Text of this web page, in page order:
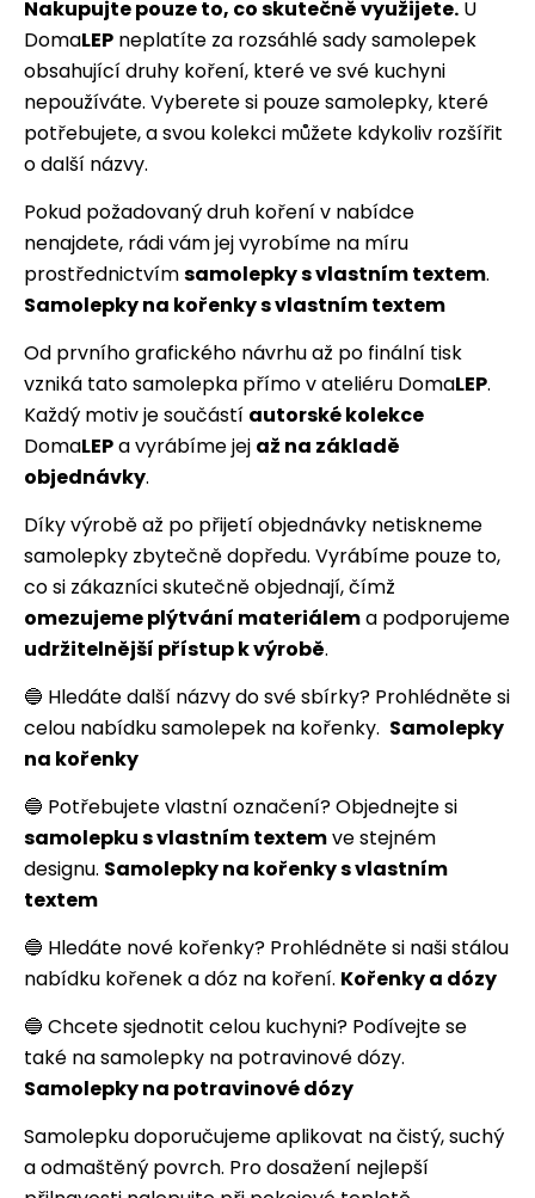
Nakupujte pouze to, co skutečně využijete. U
DomaLEP neplatíte za rozsáhlé sady samolepek
obsahující druhy koření, které ve své kuchyni
nepoužíváte. Vyberete si pouze samolepky, které
potřebujete, a svou kolekci můžete kdykoliv rozšířit
o další názvy.
Pokud požadovaný druh koření v nabídce
nenajdete, rádi vám jej vyrobíme na míru
prostřednictvímsamolepky s vlastním textem.
Samolepky na kořenky s vlastním textem
Od prvního grafického návrhu až po finální tisk
vzniká tato samolepka přímo v ateliéru DomaLEP.
Každý motiv je součástí autorské kolekce
DomaLEPa vyrábíme jej až na základě
objednávky.
Díky výrobě až po přijetí objednávky netiskneme
samolepky zbytečně dopředu. Vyrábíme pouze to,
co si zákazníci skutečně objednají, čímž
omezujeme plýtvání materiálema podporujeme
udržitelnější přístup k výrobě.
🔵 Hledáte další názvy do své sbírky? Prohlédněte si
celou nabídku samolepek na kořenky. Samolepky
na kořenky
🔵 Potřebujete vlastní označení? Objednejte si
samolepku s vlastním textemve stejném
designu. Samolepky na kořenky s vlastním
textem
🔵 Hledáte nové kořenky? Prohlédněte si naši stálou
nabídku kořenek a dóz na koření. Kořenky a dózy
🔵 Chcete sjednotit celou kuchyni? Podívejte se
také na samolepky na potravinové dózy.
Samolepky na potravinové dózy
Samolepku doporučujeme aplikovat na čistý, suchý
a odmaštěný povrch. Pro dosažení nejlepší